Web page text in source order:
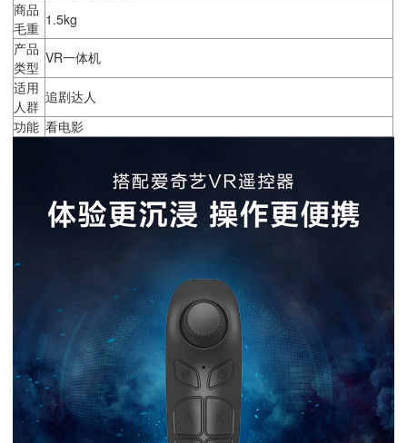
商品
毛重 1.5kg
产品
类型
VR一体机
适用
人群
追剧达人
功能 看电影